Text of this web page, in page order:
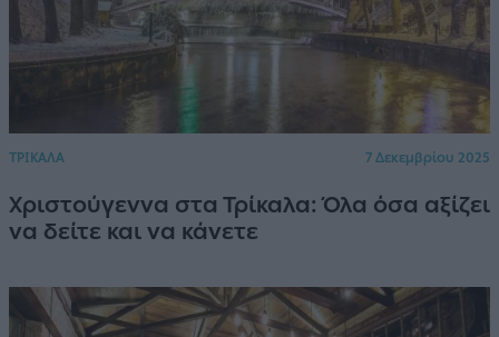
ΤΡΙΚΑΛΑ 7 Δεκεμβρίου 2025
Χριστούγεννα στα Τρίκαλα: Όλα όσα αξίζει
να δείτε και να κάνετε